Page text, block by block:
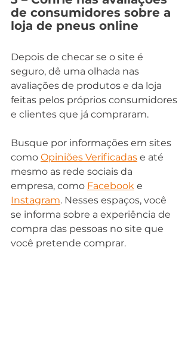
de consumidores sobre a
loja de pneus online
Depois de checar se o site é
seguro, dê uma olhada nas
avaliações de produtos e da loja
feitas pelos próprios consumidores
e clientes que já compraram.
Busque por informações em sites
como Opiniões Verificadas e até
mesmo as rede sociais da
empresa, como Facebook e
Instagram. Nesses espaços, você
se informa sobre a experiência de
compra das pessoas no site que
você pretende comprar.